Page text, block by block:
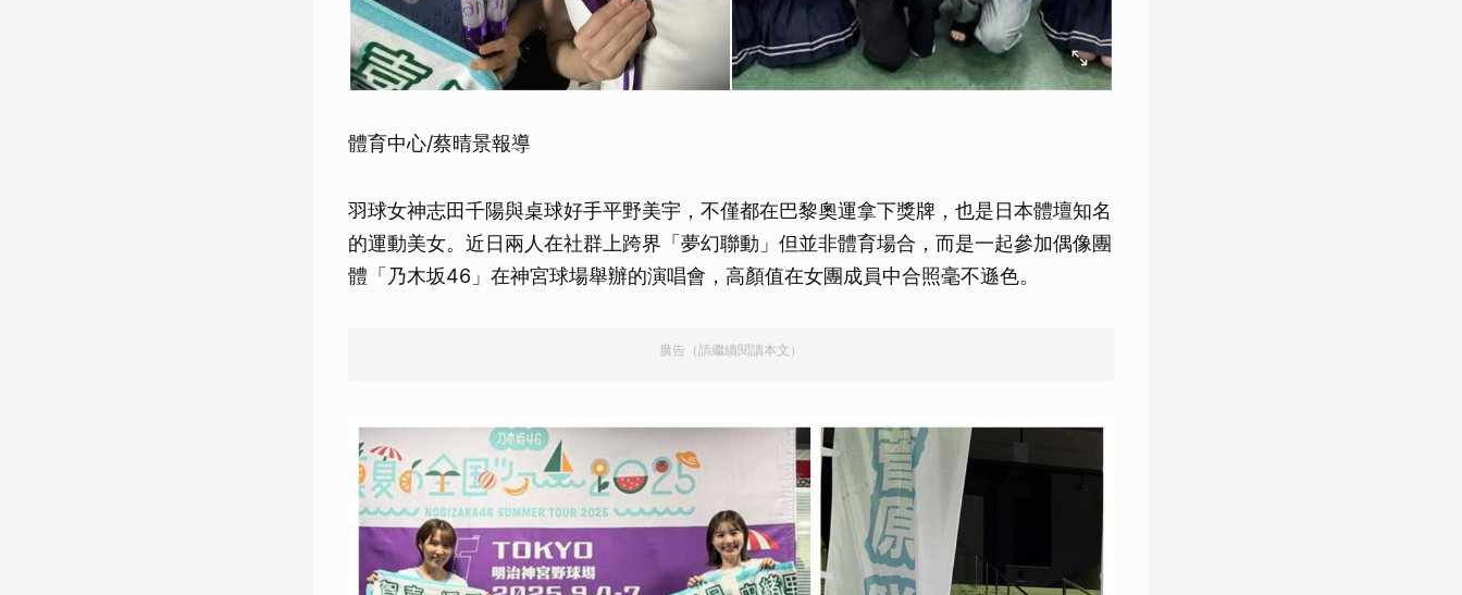
體育中心/蔡晴景報導
羽球女神志田千陽與桌球好手平野美宇，不僅都在巴黎奧運拿下獎牌，也是日本體壇知名
的運動美女。近日兩人在社群上跨界「夢幻聯動」但並非體育場合，而是一起參加偶像團
體「乃木坂46」在神宮球場舉辦的演唱會，高顏值在女團成員中合照毫不遜色。
廣告（請繼續閱讀本文）